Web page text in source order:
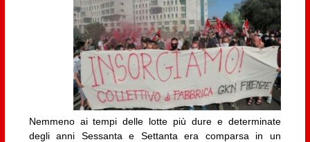
Nemmeno ai tempi delle lotte più dure e determinate
degli anni Sessanta e Settanta era comparsa in un